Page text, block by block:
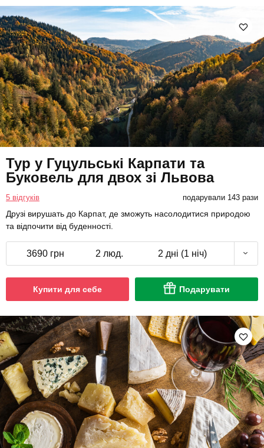
Тур у Гуцульські Карпати та
Буковель для двох зі Львова
5 відгуків подарували 143 рази
Друзі вирушать до Карпат, де зможуть насолодитися природою
та відпочити від буденності.
3690 грн 2 люд. 2 дні (1 ніч)
Купити для себе Подарувати